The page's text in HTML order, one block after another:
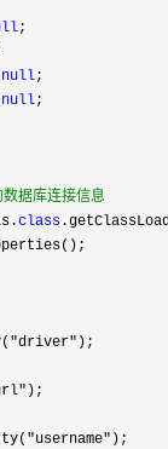
null
null
据库连接信息
class